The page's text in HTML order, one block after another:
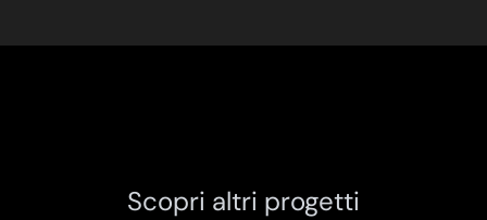
Scopri altri progetti